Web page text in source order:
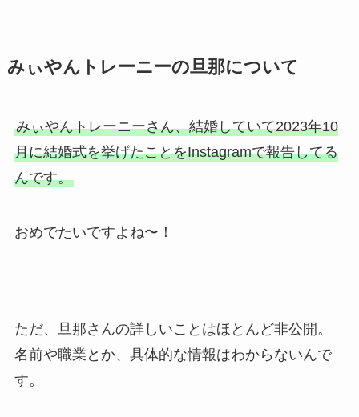
みぃやんトレーニーの旦那について
みぃやんトレーニーさん、結婚していて2023年10
月に結婚式を挙げたことをInstagramで報告してる
んです。
おめでたいですよね〜！
ただ、旦那さんの詳しいことはほとんど非公開。
名前や職業とか、具体的な情報はわからないんで
す。